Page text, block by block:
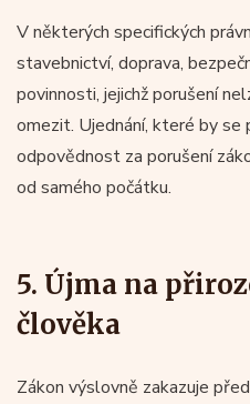
V některých specifických
stavebnictví, doprava,
povinnosti, jejichž porušení
omezit. Ujednání, které by
odpovědnost za porušení
od samého počátku.
5. Újma na
člověka
Zákon výslovně zakazuje